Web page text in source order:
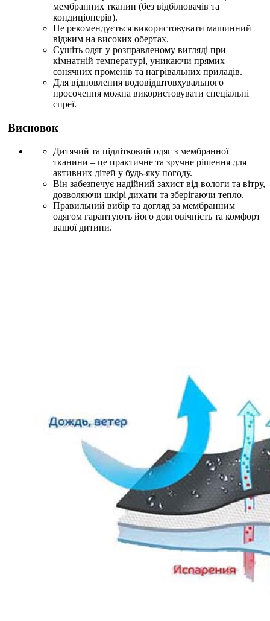
мембранних тканин (без відбілювачів та
кондиціонерів).
Не рекомендується використовувати машинний
віджим на високих обертах.
Сушіть одяг у розправленому вигляді при
кімнатній температурі, уникаючи прямих
сонячних променів та нагрівальних приладів.
Для відновлення водовідштовхувального
просочення можна використовувати спеціальні
спреї.
Висновок
Дитячий та підлітковий одяг з мембранної
тканини – це практичне та зручне рішення для
активних дітей у будь-яку погоду.
Він забезпечує надійний захист від вологи та вітру,
дозволяючи шкірі дихати та зберігаючи тепло.
Правильний вибір та догляд за мембранним
одягом гарантують його довговічність та комфорт
вашої дитини.